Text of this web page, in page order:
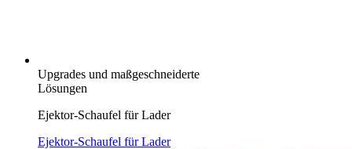
Upgrades und maßgeschneiderte
Lösungen
Ejektor-Schaufel für Lader
Ejektor-Schaufel für Lader